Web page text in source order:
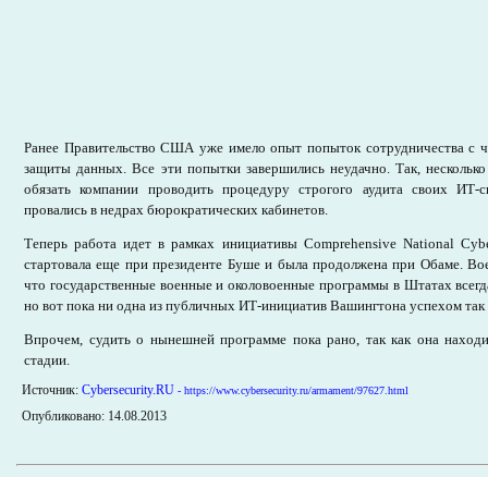
Ранее Правительство США уже имело опыт попыток сотрудничества с
защиты данных. Все эти попытки завершились неудачно. Так,
обязать компании проводить процедуру строгого аудита своих ИТ-
провались в недрах бюрократических кабинетов.
Теперь работа идет в рамках инициативы Comprehensive National
стартовала еще при президенте Буше и была продолжена при Обаме.
что государственные военные и околовоенные программы в Штатах
но вот пока ни одна из публичных ИТ-инициатив Вашингтона успехом так
Впрочем, судить о нынешней программе пока рано, так как она
стадии.
Источник: Cybersecurity.RU - https://www.cybersecurity.ru/armament/97627.html
Опубликовано: 14.08.2013